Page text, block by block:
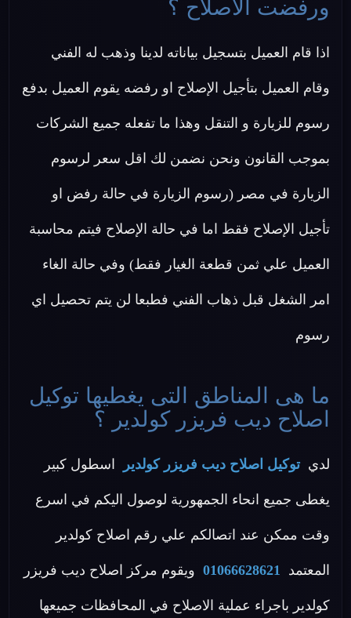
ورفضت الاصلاح ؟
اذا قام العميل بتسجيل بياناته لدينا وذهب له الفني
وقام العميل بتأجيل الإصلاح او رفضه يقوم العميل بدفع
رسوم للزيارة و التنقل وهذا ما تفعله جميع الشركات
بموجب القانون ونحن نضمن لك اقل سعر لرسوم
الزيارة في مصر (رسوم الزيارة في حالة رفض او
تأجيل الإصلاح فقط اما في حالة الإصلاح فيتم محاسبة
العميل علي ثمن قطعة الغيار فقط) وفي حالة الغاء
امر الشغل قبل ذهاب الفني فطبعا لن يتم تحصيل اي
رسوم
ما هى المناطق التى يغطيها توكيل
اصلاح ديب فريزر كولدير ؟
لدي توكيل اصلاح ديب فريزر كولدير اسطول كبير
يغطى جميع انحاء الجمهورية لوصول اليكم في اسرع
وقت ممكن عند اتصالكم علي رقم اصلاح كولدير
المعتمد 01066628621 ويقوم مركز اصلاح ديب فريزر
كولدير باجراء عملية الاصلاح في المحافظات جميعها